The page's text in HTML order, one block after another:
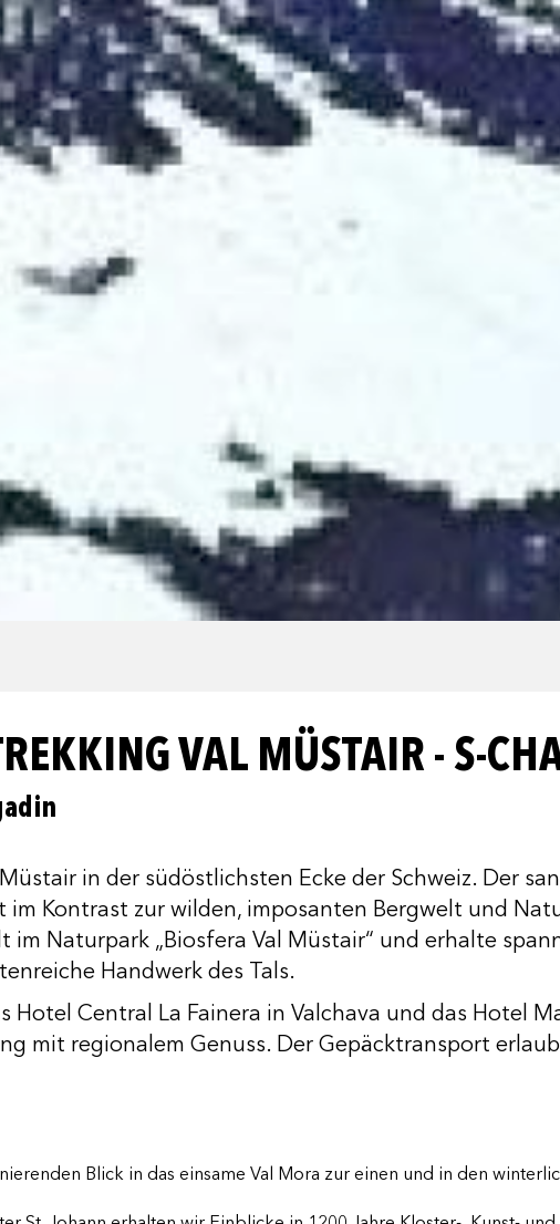
VAL MÜSTAIR - S-
in der südöstlichsten Ecke der Schweiz. Der
Kontrast zur wilden, imposanten Bergwelt und
im Naturpark „Biosfera Val Müstair“ und erhalte
Handwerk des Tals.
Central La Fainera in Valchava und das Hotel
mit regionalem Genuss. Der Gepäcktransport
Blick in das einsame Val Mora zur einen und in den